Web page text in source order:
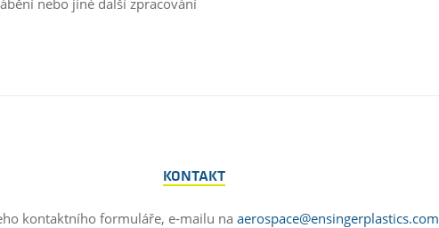
nebo jiné další zpracování
KONTAKT
kontaktního formuláře, e-mailu na aerospace@ensingerplastics.com